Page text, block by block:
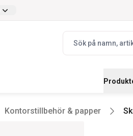
Kontorstillbehör & papper